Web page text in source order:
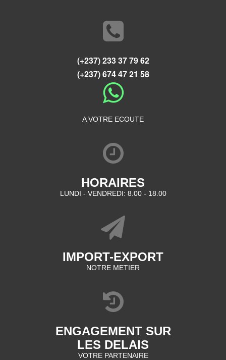
(+237) 233 37 79 62
(+237) 674 47 21 58
A VOTRE ECOUTE
HORAIRES
LUNDI - VENDREDI: 8.00 - 18.00
IMPORT-EXPORT
NOTRE METIER
ENGAGEMENT SUR
LES DELAIS
VOTRE PARTENAIRE